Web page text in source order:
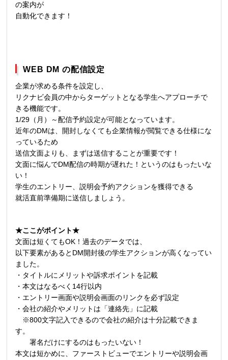
の案内が
自動化できます！
WEB DM の配信設定
企業が求める条件を設定し、
リクナビ会員の中からターゲットとなる学生へアプローチで
きる機能です。
1/29 （月）～配信予約設定が可能となっています。
近年のDMは、開封しなくても企業情報が閲覧できる仕様にな
っているため
送信文面よりも、まずは送信することが重要です！
文面に悩んでDM配信の時期が遅れた！というのはもったいな
い！
学生のエントリー、説明会予約アクションを獲得できる
就活直前準備期に送信しましょう。
★ここがポイント★
文面は短くてもOK！過去のデータでは、
以下要素があるとDM開封後の学生アクションが高くなってい
ました。
・タイトルにメリットや訴求ポイントを記載
・本文はなるべく14行以内
・エントリー画面や説明会画面のリンクを必ず設定
・会社の紹介やメリットは「連絡先」に記載
※800文字記入できるので会社の紹介は十分記載できま
す。
署名だけにするのはもったいない！
本文は短かめに、ファーストビューでエントリーや説明会画